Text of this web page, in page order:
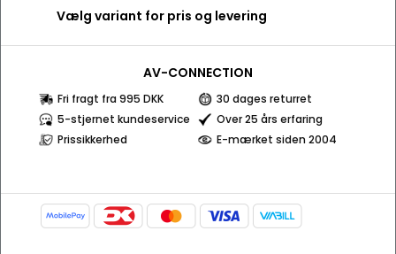
Vælg variant for pris og levering
AV-CONNECTION
Fri fragt fra 995 DKK
30 dages returret
5-stjernet kundeservice
Over 25 års erfaring
Prissikkerhed
E-mærket siden 2004